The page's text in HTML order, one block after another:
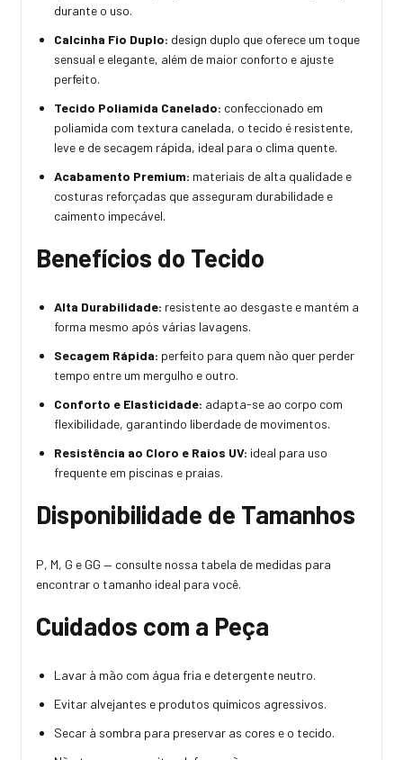
durante o uso.
Calcinha Fio Duplo: design duplo que oferece um toque
sensual e elegante, além de maior conforto e ajuste
perfeito.
Tecido Poliamida Canelado: confeccionado em
poliamida com textura canelada, o tecido é resistente,
leve e de secagem rápida, ideal para o clima quente.
Acabamento Premium: materiais de alta qualidade e
costuras reforçadas que asseguram durabilidade e
caimento impecável.
Benefícios do Tecido
Alta Durabilidade: resistente ao desgaste e mantém a
forma mesmo após várias lavagens.
Secagem Rápida: perfeito para quem não quer perder
tempo entre um mergulho e outro.
Conforto e Elasticidade: adapta-se ao corpo com
flexibilidade, garantindo liberdade de movimentos.
Resistência ao Cloro e Raios UV: ideal para uso
frequente em piscinas e praias.
Disponibilidade de Tamanhos
P, M, G e GG — consulte nossa tabela de medidas para
encontrar o tamanho ideal para você.
Cuidados com a Peça
Lavar à mão com água fria e detergente neutro.
Evitar alvejantes e produtos químicos agressivos.
Secar à sombra para preservar as cores e o tecido.